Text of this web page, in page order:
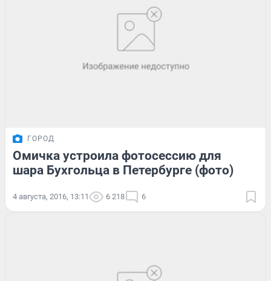
ГОРОД
Омичка устроила фотосессию для
шара Бухгольца в Петербурге (фото)
4 августа, 2016, 13:11 6 218 6